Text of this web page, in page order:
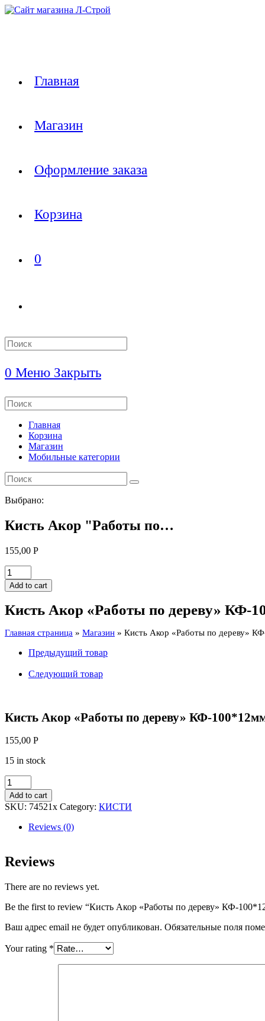
Перейти
Главная
Магазин
Оформление заказа
Корзина
0
Search
this
0 Меню Закрыть
Search
this
websiteГлавная
Корзина
Магазин
Мобильные категории
Выбрано:
Кисть Акор "Работы по…
155,00 Р
Кисть
Акор
"Работы
дереву"
смеш.щетина
quantity
Add to cart
Кисть Акор «Работы по дереву»
Главная страница » Магазин » Кисть Акор «Работы по дереву»
Предыдущий товар
Следующий товар
Кисть Акор «Работы по дереву» КФ-
155,00 Р
15 in stock
Кисть
Акор
"Работы
по
дереву"
КФ-100*12мм
***
quantity
Add to cart
SKU: 74521х Category: КИСТИ
Reviews (0)
Reviews
There are no reviews yet.
Be the first to review “Кисть Акор «Работы по дереву» КФ-
Ваш адрес email не будет опубликован. Обязательные поля
Your rating *